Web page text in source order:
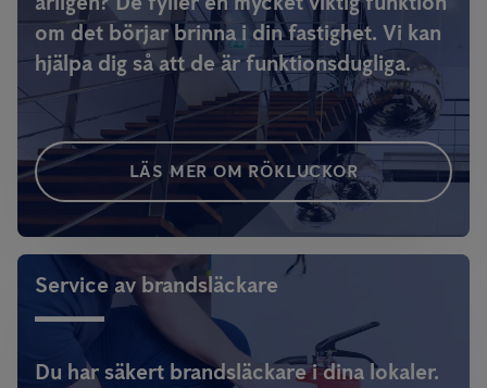
om det börjar brinna i din fastighet. Vi kan
hjälpa dig så att de är funktionsdugliga.
LÄS MER OM RÖKLUCKOR
Service av brandsläckare
Du har säkert brandsläckare i dina lokaler.